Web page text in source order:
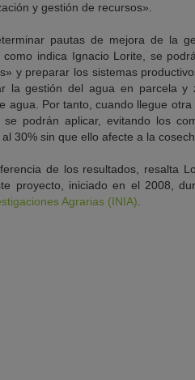
y gestión de recursos».
pautas de mejora de la
indica Ignacio Lorite, se
y preparar los sistemas
la gestión del agua en parcela y
agua. Por tanto, cuando llegue
podrán aplicar, evitando los
30% sin que ello afecte a la
de los resultados, resalta
proyecto, iniciado en el 2008,
Agrarias (INIA).